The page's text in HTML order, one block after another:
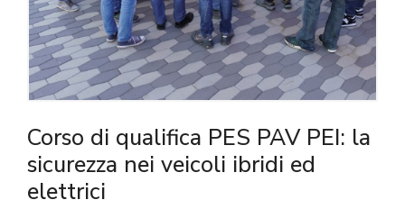
Corso di qualifica PES PAV PEI: la
sicurezza nei veicoli ibridi ed
elettrici